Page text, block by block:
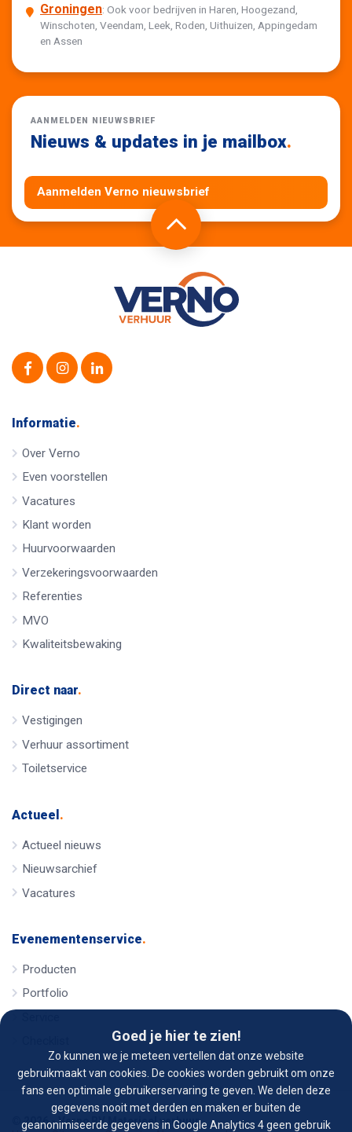
Goed je hier te zien!
Zo kunnen we je meteen vertellen dat onze website
gebruikmaakt van cookies. De cookies worden gebruikt om onze
fans een optimale gebruikerservaring te geven. We delen deze
gegevens nooit met derden en maken er buiten de
geanonimiseerde gegevens in Google Analytics 4 geen gebruik
Groningen: Ook voor bedrijven in Haren, Hoogezand,
Winschoten, Veendam, Leek, Roden, Uithuizen, Appingedam
en Assen
AANMELDEN NIEUWSBRIEF
Nieuws & updates in je mailbox.
Aanmelden Verno nieuwsbrief
Informatie.
Over Verno
Even voorstellen
Vacatures
Klant worden
Huurvoorwaarden
Verzekeringsvoorwaarden
Referenties
MVO
Kwaliteitsbewaking
Direct naar.
Vestigingen
Verhuur assortiment
Toiletservice
Actueel .
Actueel nieuws
Nieuwsarchief
Vacatures
Evenementenservice.
Producten
Portfolio
© 2026 - Verno BV Materieel verhuur